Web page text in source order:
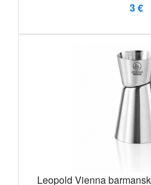
3 €
Leopold Vienna